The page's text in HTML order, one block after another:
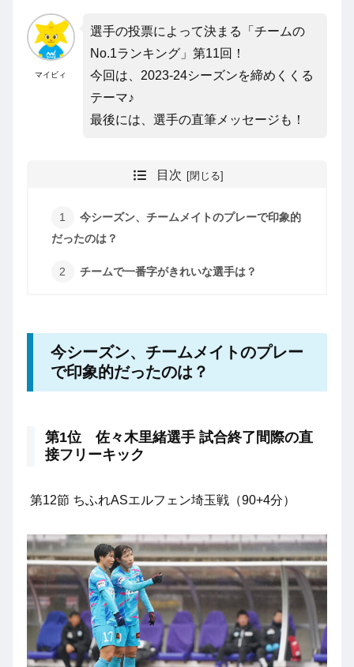
マイビィ
選手の投票によって決まる「チームの
No.1ランキング」第11回！
今回は、2023-24シーズンを締めくくる
テーマ♪
最後には、選手の直筆メッセージも！
目次
今シーズン、チームメイトのプレーで印象的
だったのは？
チームで一番字がきれいな選手は？
今シーズン、チームメイトのプレー
で印象的だったのは？
第1位 佐々木里緒選手 試合終了間際の直
接フリーキック
第12節 ちふれASエルフェン埼玉戦（90+4分）